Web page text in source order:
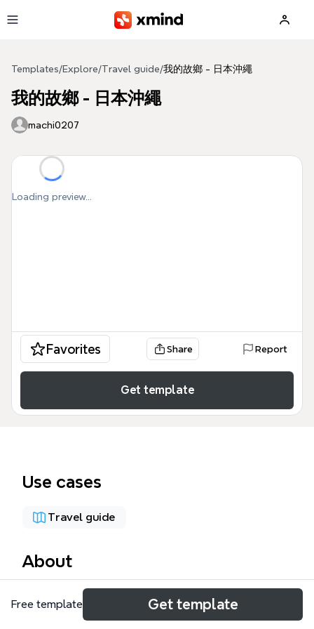
Templates/Explore/Travel guide/我的故鄉 - 日本沖繩
我的故鄉 - 日本沖繩
machi0207
Loading preview...
Favorites Share Report
Get template
Use cases
Travel guide
About
這份「我的故鄉 - 日本沖繩」思維導圖模板由備瀨真智
子製作，涵蓋沖繩的觀光、飲食、歷史、祭典、風俗民
Free template Get template